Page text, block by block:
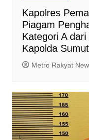
Kapolres
Piagam
Kategori A
Kapolda Sumut
Metro Rakyat